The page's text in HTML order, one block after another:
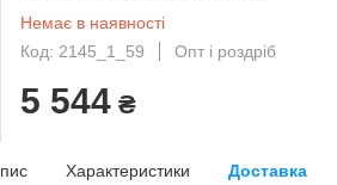
Немає в наявності
Код: 2145_1_59
Опт і роздріб
5 544 ₴
Характеристики Доставка